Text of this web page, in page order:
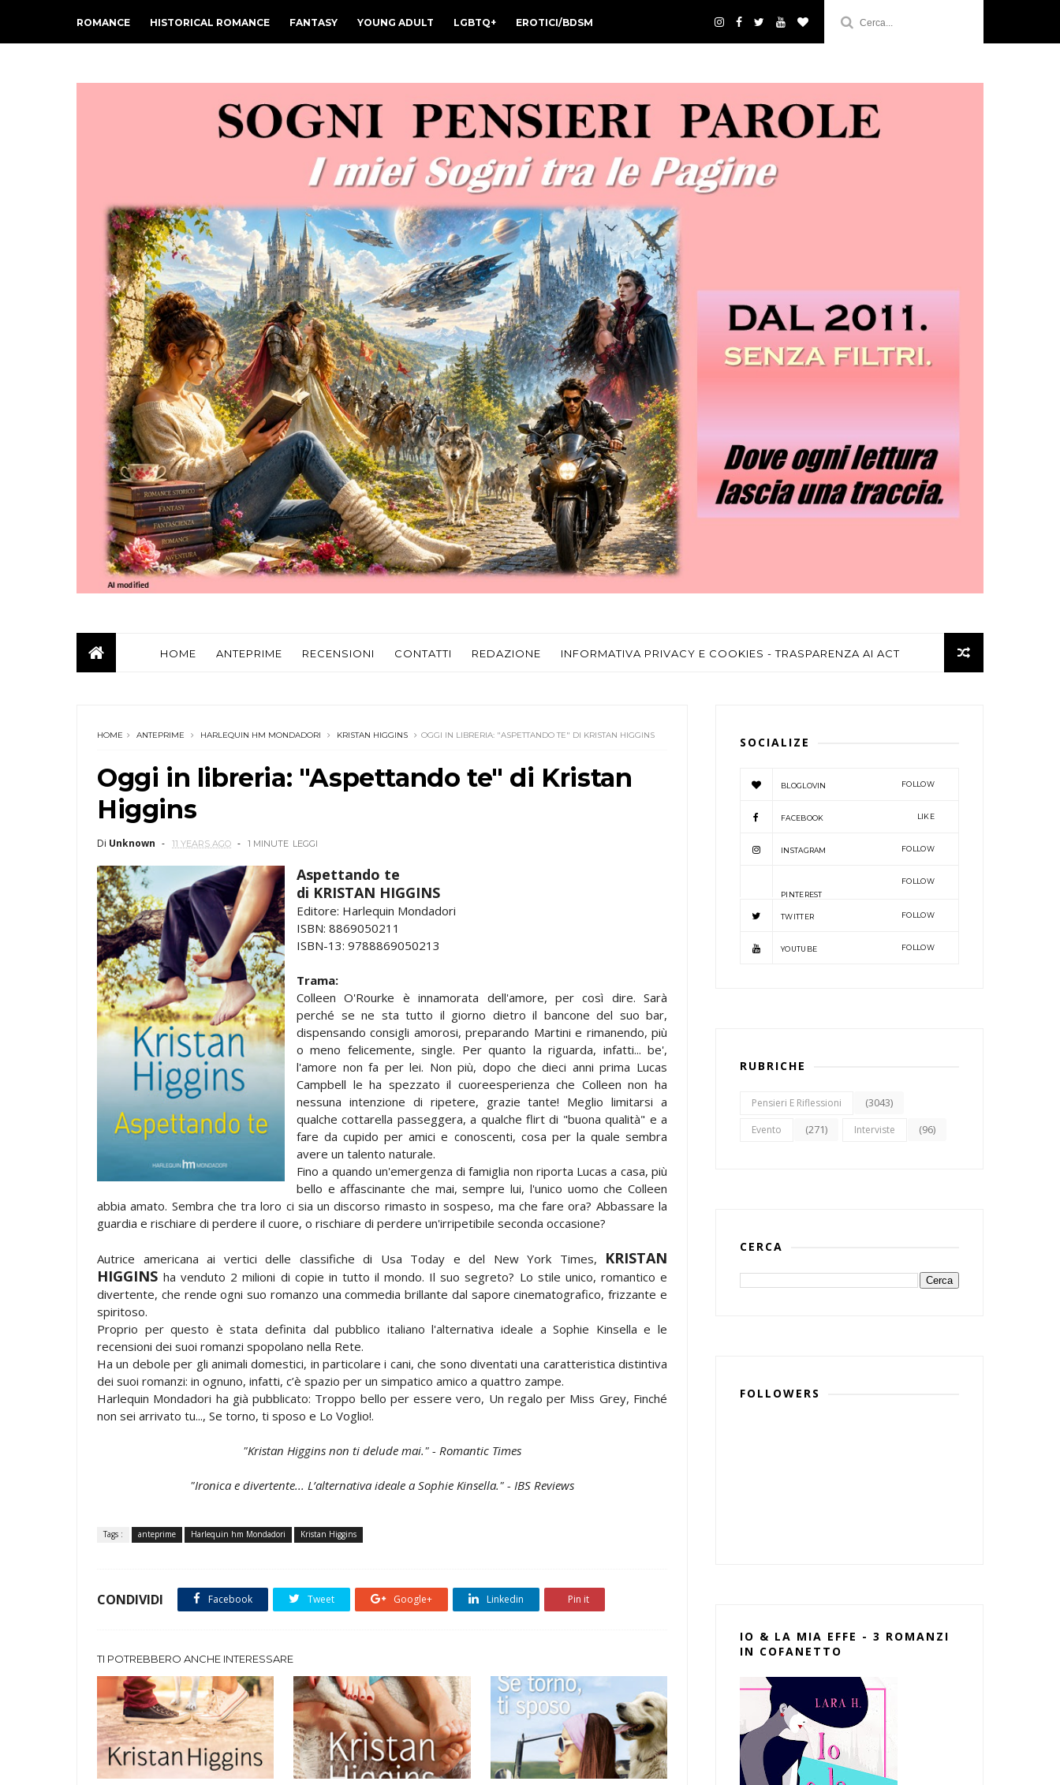
ROMANCE HISTORICAL ROMANCE FANTASY YOUNG ADULT LGBTQ+ EROTICI/BDSM
HOME ANTEPRIME RECENSIONI CONTATTI REDAZIONE INFORMATIVA PRIVACY E COOKIES - TRASPARENZA AI ACT
HOME ANTEPRIME HARLEQUIN HM MONDADORI KRISTAN HIGGINS OGGI IN LIBRERIA: "ASPETTANDO TE" DI KRISTAN HIGGINS
Oggi in libreria: "Aspettando te" di Kristan
Higgins
Di Unknown 11 YEARS AGO 1 MINUTE LEGGI
Aspettando te
di KRISTAN HIGGINS
Editore: Harlequin Mondadori
ISBN: 8869050211
ISBN-13: 9788869050213
Trama:
Colleen O'Rourke è innamorata dell'amore, per così dire. Sarà
perché se ne sta tutto il giorno dietro il bancone del suo bar,
dispensando consigli amorosi, preparando Martini e rimanendo, più
o meno felicemente, single. Per quanto la riguarda, infatti... be',
l'amore non fa per lei. Non più, dopo che dieci anni prima Lucas
Campbell le ha spezzato il cuoreesperienza che Colleen non ha
nessuna intenzione di ripetere, grazie tante! Meglio limitarsi a
qualche cottarella passeggera, a qualche flirt di "buona qualità" e a
fare da cupido per amici e conoscenti, cosa per la quale sembra
avere un talento naturale.
Fino a quando un'emergenza di famiglia non riporta Lucas a casa, più
bello e affascinante che mai, sempre lui, l'unico uomo che Colleen
abbia amato. Sembra che tra loro ci sia un discorso rimasto in sospeso, ma che fare ora? Abbassare la
guardia e rischiare di perdere il cuore, o rischiare di perdere un'irripetibile seconda occasione?
Autrice americana ai vertici delle classifiche di Usa Today e del New York Times, KRISTAN
HIGGINSha venduto 2 milioni di copie in tutto il mondo. Il suo segreto? Lo stile unico, romantico e
divertente, che rende ogni suo romanzo una commedia brillante dal sapore cinematografico, frizzante e
spiritoso.
Proprio per questo è stata definita dal pubblico italiano l'alternativa ideale a Sophie Kinsella e le
recensioni dei suoi romanzi spopolano nella Rete.
Ha un debole per gli animali domestici, in particolare i cani, che sono diventati una caratteristica distintiva
dei suoi romanzi: in ognuno, infatti, c’è spazio per un simpatico amico a quattro zampe.
Harlequin Mondadori ha già pubblicato: Troppo bello per essere vero, Un regalo per Miss Grey, Finché
non sei arrivato tu..., Se torno, ti sposo e Lo Voglio!.
"Kristan Higgins non ti delude mai." - Romantic Times
"Ironica e divertente... L’alternativa ideale a Sophie Kinsella." - IBS Reviews
Tags : anteprime Harlequin hm Mondadori Kristan Higgins
CONDIVIDI Facebook Tweet Google+ Linkedin Pin it
TI POTREBBERO ANCHE INTERESSARE
SOCIALIZE
BLOGLOVIN FOLLOW
FACEBOOK LIKE
INSTAGRAM FOLLOW
PINTEREST
FOLLOW
TWITTER FOLLOW
YOUTUBE FOLLOW
RUBRICHE
Pensieri E Riflessioni (3043)
Evento (271) Interviste (96)
CERCA
FOLLOWERS
IO & LA MIA EFFE - 3 ROMANZI
IN COFANETTO